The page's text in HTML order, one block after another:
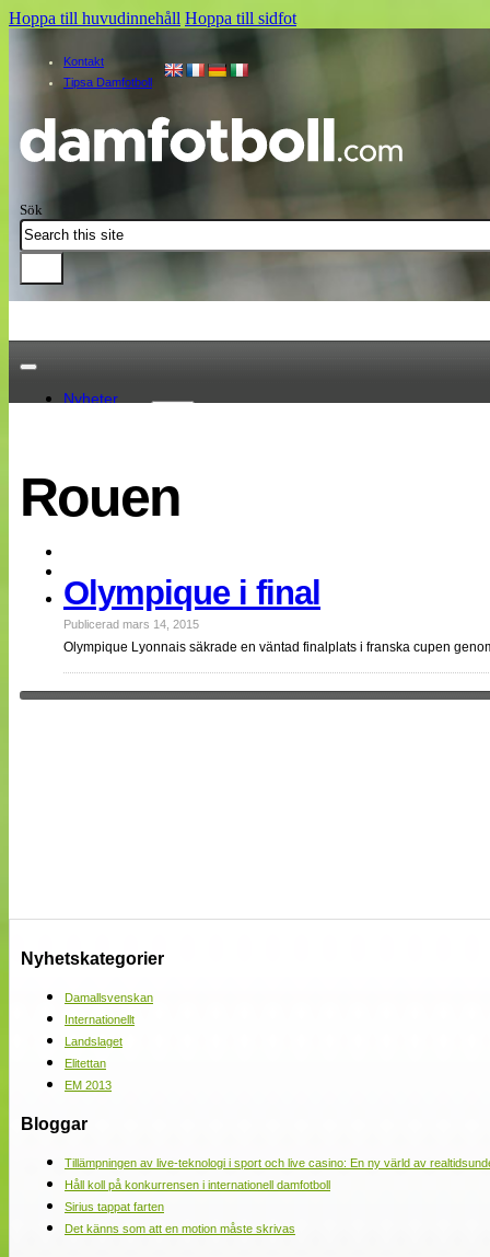
Hoppa till huvudinnehåll Hoppa till sidfot
Kontakt
Tipsa Damfotboll
Sök
Nyheter
EM 2013
Internationellt
Bloggar
Lagen
Webb-TV
Cuper
NÄTverket
Rouen
Olympique i final
Publicerad mars 14, 2015
Olympique Lyonnais säkrade en väntad finalplats i franska cupen
Nyhetskategorier
Damallsvenskan
Internationellt
Landslaget
Elitettan
EM 2013
Bloggar
Tillämpningen av live-teknologi i sport och live casino: En ny värld av
Håll koll på konkurrensen i internationell damfotboll
Sirius tappat farten
Det känns som att en motion måste skrivas